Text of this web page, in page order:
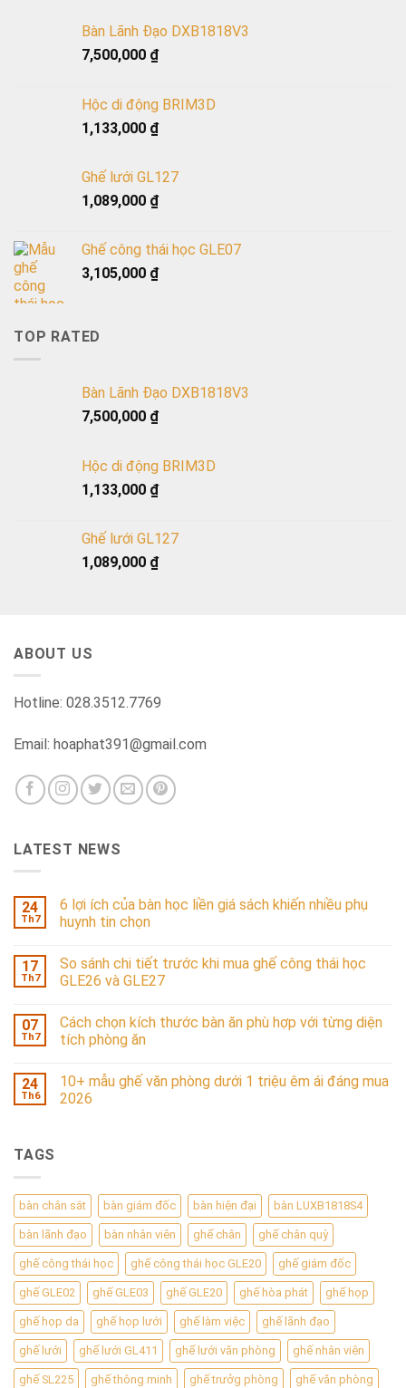
Bàn Lãnh Đạo DXB1818V3
7,500,000 ₫
Hộc di động BRIM3D
1,133,000 ₫
Ghế lưới GL127
1,089,000 ₫
Ghế công thái học GLE07
3,105,000 ₫
TOP RATED
Bàn Lãnh Đạo DXB1818V3
7,500,000 ₫
Hộc di động BRIM3D
1,133,000 ₫
Ghế lưới GL127
1,089,000 ₫
ABOUT US
Hotline: 028.3512.7769
Email: hoaphat391@gmail.com
LATEST NEWS
24
Th7
6 lợi ích của bàn học liền giá sách khiến nhiều phụ
huynh tin chọn
17
Th7
So sánh chi tiết trước khi mua ghế công thái học
GLE26 và GLE27
07
Th7
Cách chọn kích thước bàn ăn phù hợp với từng diện
tích phòng ăn
24
Th6
10+ mẫu ghế văn phòng dưới 1 triệu êm ái đáng mua
2026
TAGS
bàn chân sắt bàn giám đốc bàn hiện đại bàn LUXB1818S4
bàn lãnh đạo bàn nhân viên ghế chân ghế chân quỳ
ghế công thái học ghế công thái học GLE20 ghế giám đốc
ghế GLE02 ghế GLE03 ghế GLE20 ghế hòa phát ghế họp
ghế họp da ghế họp lưới ghế làm việc ghế lãnh đạo
ghế lưới ghế lưới GL411 ghế lưới văn phòng ghế nhân viên
ghế SL225 ghế thông minh ghế trưởg phòng ghế văn phòng